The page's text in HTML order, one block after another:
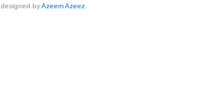
designed byAzeem Azeez